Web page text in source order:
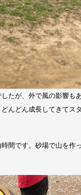
たが、外で風の影響も
んどん成長してきてス
間です。砂場で山を作